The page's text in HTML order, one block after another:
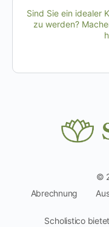
Sind Sie ein idealer
zu werden?
©
Abrechnung
Scholistico